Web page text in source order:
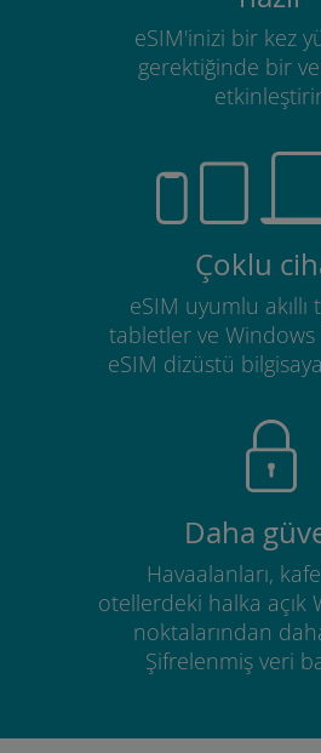
eSIM'inizi bir kez
gerektiğinde bir
Çoklu
eSIM uyumlu akıllı
tabletler ve Windows
eSIM dizüstü
Daha
Havaalanları,
otellerdeki halka açık
noktalarından
Şifrelenmiş veri